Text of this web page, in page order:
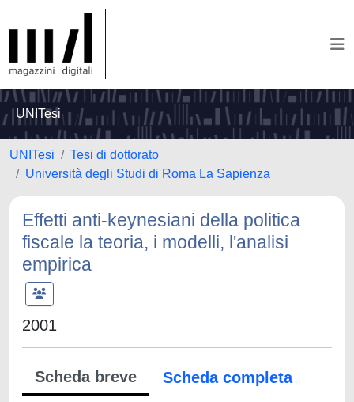
UNITesi
UNITesi
Tesi di dottorato
Università degli Studi di Roma La Sapienza
Effetti anti-keynesiani della politica
fiscale la teoria, i modelli, l'analisi
empirica
2001
Scheda breve
Scheda completa